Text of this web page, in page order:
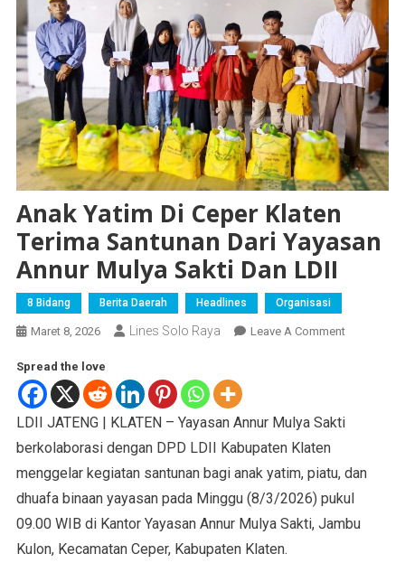
Anak Yatim Di Ceper Klaten
Terima Santunan Dari Yayasan
Annur Mulya Sakti Dan LDII
8 Bidang Berita Daerah Headlines Organisasi
Maret 8, 2026 Lines Solo Raya Leave A Comment
Spread the love
LDII JATENG | KLATEN – Yayasan Annur Mulya Sakti
berkolaborasi dengan DPD LDII Kabupaten Klaten
menggelar kegiatan santunan bagi anak yatim, piatu, dan
dhuafa binaan yayasan pada Minggu (8/3/2026) pukul
09.00 WIB di Kantor Yayasan Annur Mulya Sakti, Jambu
Kulon, Kecamatan Ceper, Kabupaten Klaten.